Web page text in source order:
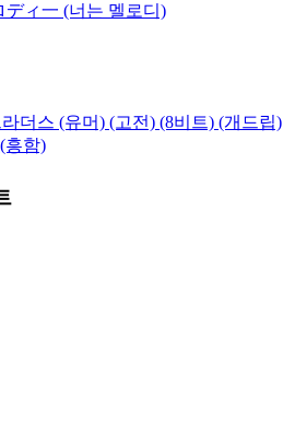
ディ一 (너는 멜로디)
더스 (유머) (고전) (8비트) (개드립)
흥함)